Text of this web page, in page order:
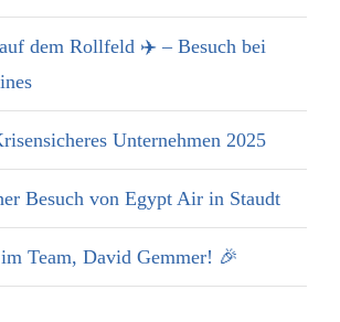
dem Rollfeld ✈️ – Besuch bei
Unternehmen 2025
Besuch von Egypt Air in Staudt
Team, David Gemmer! 🎉